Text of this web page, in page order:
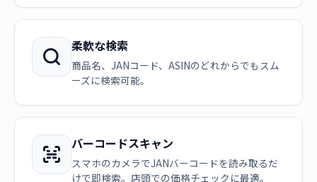
柔軟な検索
商品名、JANコード、ASINのどれからでもスム
ーズに検索可能。
バーコードスキャン
スマホのカメラでJANバーコードを読み取るだ
けで即検索。店頭での価格チェックに最適。